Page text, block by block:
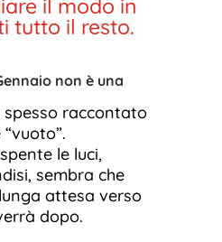
il modo in
tutto il resto.
non è una
spesso raccontato
le luci,
sembra che
attesa verso
dopo.